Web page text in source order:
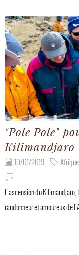
"Pole Pole"
Kilimandjaro
10/01/2019
L'ascension du
randonneur et amoureux de